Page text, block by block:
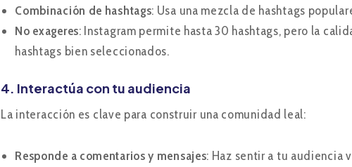
Combinación de hashtags: Usa una mezcla de hashtags
No exageres: Instagram permite hasta 30 hashtags, pero la
hashtags bien seleccionados.
4. Interactúa con tu audiencia
La interacción es clave para construir una comunidad leal:
Responde a comentarios y mensajes: Haz sentir a tu audiencia